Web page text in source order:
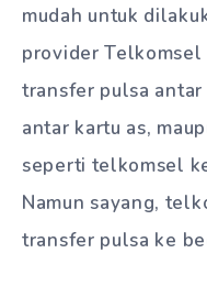
mudah untuk
provider Telkomsel
transfer pulsa
antar kartu as,
seperti telkomsel
Namun sayang,
transfer pulsa ke